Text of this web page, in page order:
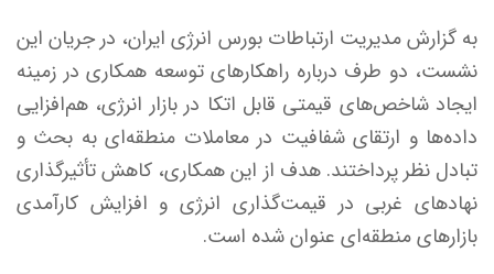
به گزارش مدیریت ارتباطات بورس انرژی ایران، در جریان این
نشست، دو طرف درباره راهکار‌های توسعه همکاری در زمینه
ایجاد شاخص‌های قیمتی قابل اتکا در بازار انرژی، هم‌افزایی
داده‌ها و ارتقای شفافیت در معاملات منطقه‌ای به بحث و
تبادل نظر پرداختند. هدف از این همکاری، کاهش تأثیرگذاری
نهاد‌های غربی در قیمت‌گذاری انرژی و افزایش کارآمدی
بازار‌های منطقه‌ای عنوان شده است.